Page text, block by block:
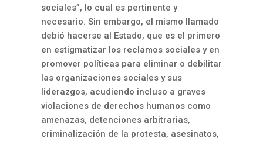
sociales”, lo cual es pertinente y
necesario. Sin embargo, el mismo llamado
debió hacerse al Estado, que es el primero
en estigmatizar los reclamos sociales y en
promover políticas para eliminar o debilitar
las organizaciones sociales y sus
liderazgos, acudiendo incluso a graves
violaciones de derechos humanos como
amenazas, detenciones arbitrarias,
criminalización de la protesta, asesinatos,